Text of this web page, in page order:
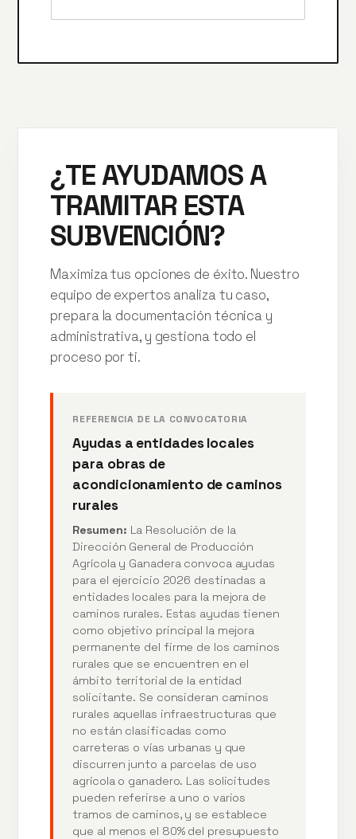
¿TE AYUDAMOS A
TRAMITAR ESTA
SUBVENCIÓN?
Maximiza tus opciones de éxito. Nuestro
equipo de expertos analiza tu caso,
prepara la documentación técnica y
administrativa, y gestiona todo el
proceso por ti.
REFERENCIA DE LA CONVOCATORIA
Ayudas a entidades locales
para obras de
acondicionamiento de caminos
rurales
Resumen: La Resolución de la
Dirección General de Producción
Agrícola y Ganadera convoca ayudas
para el ejercicio 2026 destinadas a
entidades locales para la mejora de
caminos rurales. Estas ayudas tienen
como objetivo principal la mejora
permanente del firme de los caminos
rurales que se encuentren en el
ámbito territorial de la entidad
solicitante. Se consideran caminos
rurales aquellas infraestructuras que
no están clasificadas como
carreteras o vías urbanas y que
discurren junto a parcelas de uso
agrícola o ganadero. Las solicitudes
pueden referirse a uno o varios
tramos de caminos, y se establece
que al menos el 80% del presupuesto